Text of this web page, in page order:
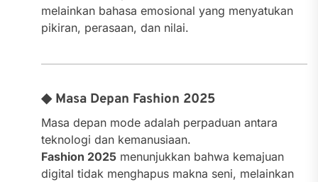
melainkan bahasa emosional yang menyatukan
pikiran, perasaan, dan nilai.
◆ Masa Depan Fashion 2025
Masa depan mode adalah perpaduan antara
teknologi dan kemanusiaan.
Fashion 2025menunjukkan bahwa kemajuan
digital tidak menghapus makna seni, melainkan